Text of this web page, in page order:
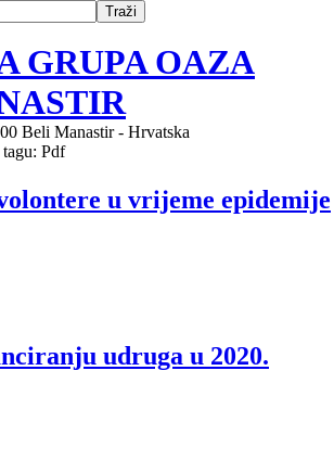
GRUPA OAZA
Beli Manastir - Hrvatska
Pdf
u vrijeme epidemije
udruga u 2020.